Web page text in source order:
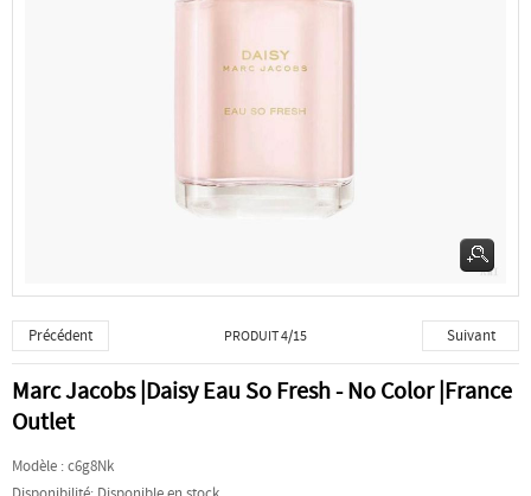
Précédent PRODUIT 4/15 Suivant
Marc Jacobs |Daisy Eau So Fresh - No Color |France
Outlet
Modèle :c6g8Nk